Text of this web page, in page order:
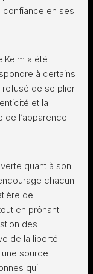
confiance en ses
Keim a été
à certains
refusé de se plier
et la
de l’apparence
quant à son
chacun
de
en prônant
des
de la liberté
une source
qui